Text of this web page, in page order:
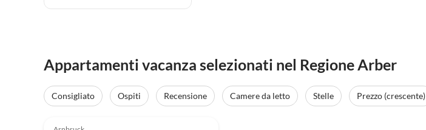
Appartamenti vacanza selezionati nel Regione Arber
Consigliato Ospiti Recensione Camere da letto Stelle Prezzo (crescente)
Annuncio in
Alto